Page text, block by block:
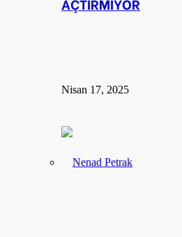
AÇTIRMIYOR
Nisan 17, 2025